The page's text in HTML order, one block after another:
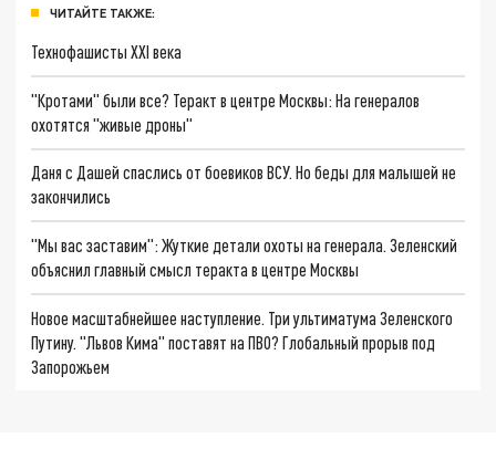
ЧИТАЙТЕ ТАКЖЕ:
Технофашисты XXI века
"Кротами" были все? Теракт в центре Москвы: На генералов
охотятся "живые дроны"
Даня с Дашей спаслись от боевиков ВСУ. Но беды для малышей не
закончились
"Мы вас заставим": Жуткие детали охоты на генерала. Зеленский
объяснил главный смысл теракта в центре Москвы
Новое масштабнейшее наступление. Три ультиматума Зеленского
Путину. "Львов Кима" поставят на ПВО? Глобальный прорыв под
Запорожьем